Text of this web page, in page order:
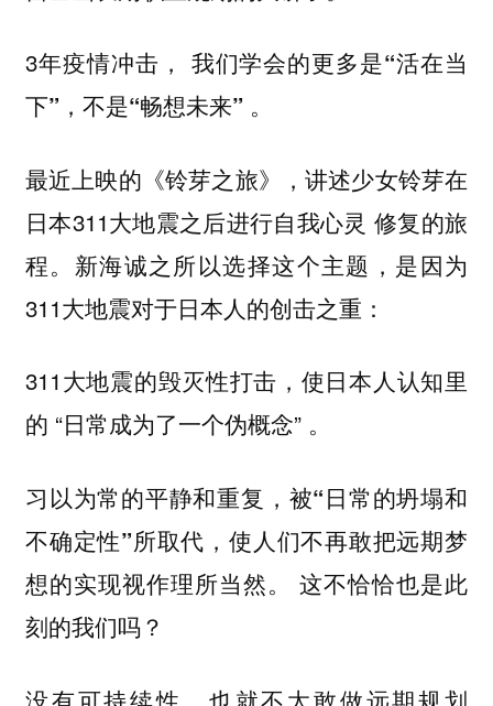
3年疫情冲击， 我们学会的更多是“活在当
下”，不是“畅想未来” 。
最近上映的 《铃芽之旅》
，讲述少女铃芽在
日本311大地震之后进行自我心灵 修复的旅
程。新海诚之所以选择这个主题，是因为
311大地震对于日本人的创击之重：
311大地震的毁灭性打击，使日本人认知里
的 “日常成为了一个伪概念” 。
习以为常的平静和重复，被“日常的坍塌和
不确定性”所取代，使人们不再敢把远期梦
想的实现视作理所当然。
这不恰恰也是此
刻的我们吗？
没有可持续性，也就不太敢做远期规划